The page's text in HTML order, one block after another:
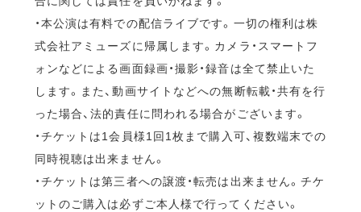
・本公演は有料での配信ライブです。一切の権利は株
式会社アミューズに帰属します。カメラ・スマートフ
ォンなどによる画面録画・撮影・録音は全て禁止いた
します。また、動画サイトなどへの無断転載・共有を行
った場合、法的責任に問われる場合がございます。
・チケットは1会員様1回1枚まで購入可、複数端末での
同時視聴は出来ません。
・チケットは第三者への譲渡・転売は出来ません。チケ
ットのご購入は必ずご本人様で行ってください。